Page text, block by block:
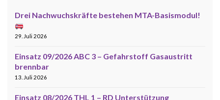
Drei Nachwuchskräfte bestehen MTA-Basismodul!
29. Juli 2026
Einsatz 09/2026 ABC 3 – Gefahrstoff Gasaustritt
brennbar
13. Juli 2026
Einsatz 08/2026 THL 1 – RD Unterstützung